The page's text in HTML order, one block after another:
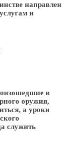
направлен
и
в
оружия,
а уроки
служить